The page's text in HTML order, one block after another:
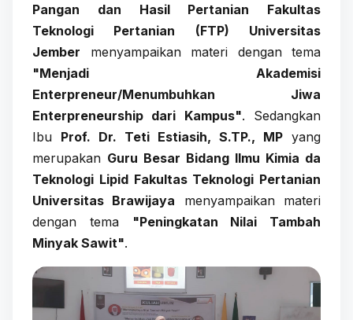
Pangan dan Hasil Pertanian Fakultas
Teknologi Pertanian (FTP) Universitas
Jember menyampaikan materi dengan tema
"Menjadi Akademisi
Enterpreneur/Menumbuhkan Jiwa
Enterpreneurship dari Kampus". Sedangkan
Ibu Prof. Dr. Teti Estiasih, S.TP., MP yang
merupakan Guru Besar Bidang Ilmu Kimia da
Teknologi Lipid Fakultas Teknologi Pertanian
Universitas Brawijaya menyampaikan materi
dengan tema
"Peningkatan Nilai Tambah
Minyak Sawit".